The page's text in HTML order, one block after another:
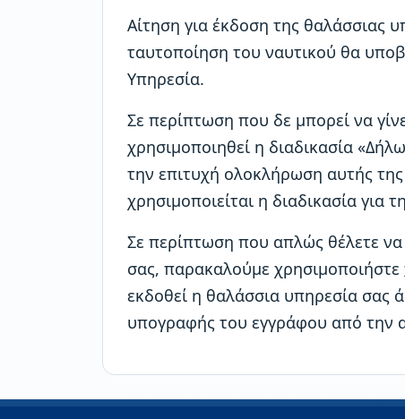
Αίτηση για έκδοση της θαλάσσιας
ταυτοποίηση του ναυτικού θα
Υπηρεσία.
Σε περίπτωση που δε μπορεί να
χρησιμοποιηθεί η διαδικασία
την επιτυχή ολοκλήρωση αυτής
χρησιμοποιείται η διαδικασία για
Σε περίπτωση που απλώς θέλετε
σας, παρακαλούμε χρησιμοποιήστε
εκδοθεί η θαλάσσια υπηρεσία
υπογραφής του εγγράφου από την